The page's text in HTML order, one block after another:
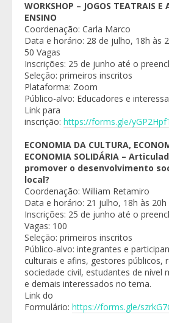
WORKSHOP – JOGOS TEATRAIS E
ENSINO
Coordenação: Carla Marco
Data e horário: 28 de julho, 18h às
50 Vagas
Inscrições: 25 de junho até o
Seleção: primeiros inscritos
Plataforma: Zoom
Público-alvo: Educadores e
Link para
inscrição: https://forms.gle/
ECONOMIA DA CULTURA,
ECONOMIA SOLIDÁRIA –
promover o desenvolvimento
local?
Coordenação: William Retamiro
Data e horário: 21 julho, 18h às 20h
Inscrições: 25 de junho até o
Vagas: 100
Seleção: primeiros inscritos
Público-alvo: integrantes e
culturais e afins, gestores públicos,
sociedade civil, estudantes de nível
e demais interessados no tema.
Link do
Formulário: https://forms.gle/